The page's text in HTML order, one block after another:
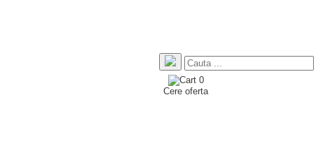
0
Cere oferta